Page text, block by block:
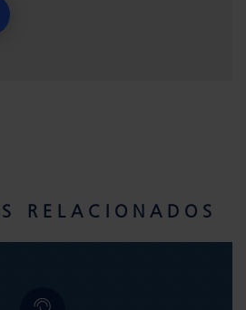
RELACIONADOS